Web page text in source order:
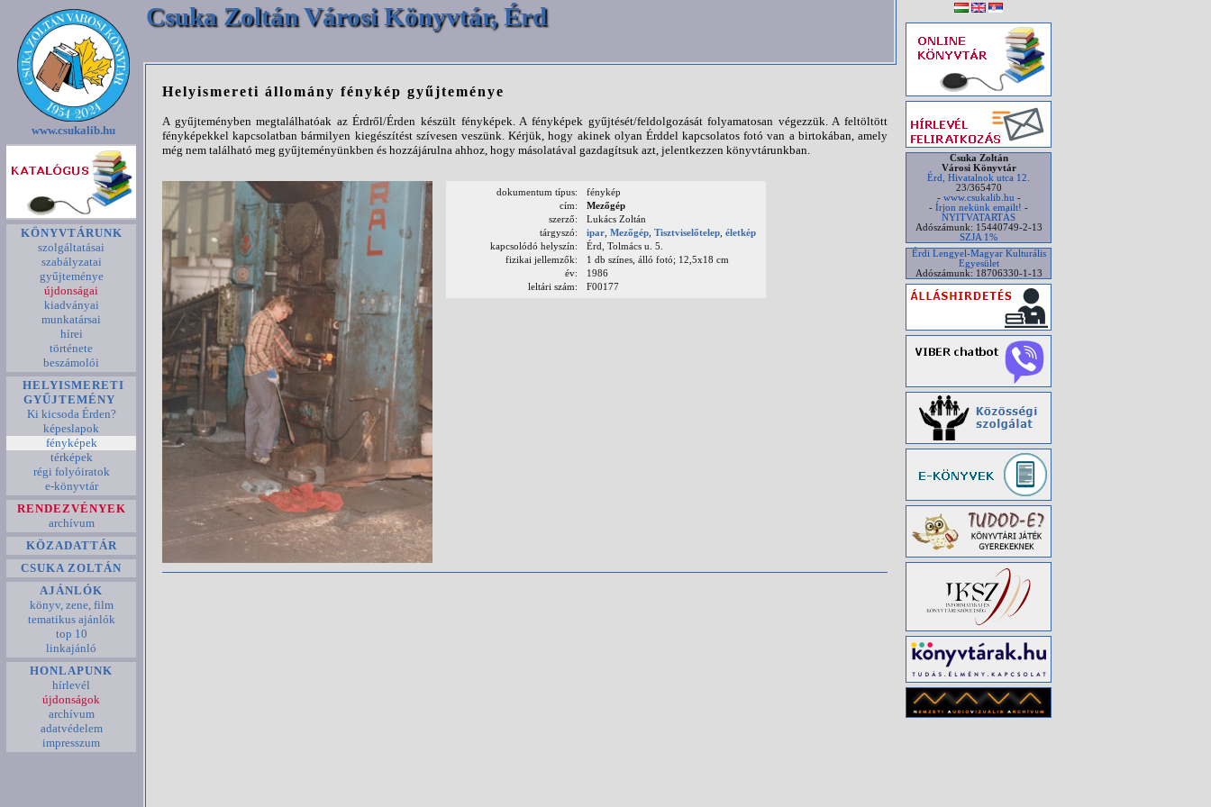
Csuka Zoltán Városi Könyvtár, Érd
www.csukalib.hu
KÖNYVTÁRUNK
szolgáltatásai
szabályzatai
gyűjteménye
újdonságai
kiadványai
munkatársai
hírei
története
beszámolói
HELYISMERETI
GYŰJTEMÉNY
Ki kicsoda Érden?
képeslapok
fényképek
térképek
régi folyóiratok
e-könyvtár
RENDEZVÉNYEK
archívum
KÖZADATTÁR
CSUKA ZOLTÁN
AJÁNLÓK
könyv, zene, film
tematikus ajánlók
top 10
linkajánló
HONLAPUNK
hírlevél
újdonságok
archívum
adatvédelem
impresszum
Helyismereti állomány fénykép gyűjteménye
A gyűjteményben megtalálhatóak az Érdről/Érden készült fényképek. A fényképek gyűjtését/feldolgozását folyamatosan végezzük. A feltöltött
fényképekkel kapcsolatban bármilyen kiegészítést szívesen veszünk. Kérjük, hogy akinek olyan Érddel kapcsolatos fotó van a birtokában, amely
még nem található meg gyűjteményünkben és hozzájárulna ahhoz, hogy másolatával gazdagítsuk azt, jelentkezzen könyvtárunkban.
dokumentum típus:
fénykép
cím:
Mezőgép
szerző:
Lukács Zoltán
tárgyszó:
ipar Mezőgép Tisztviselőtelep életkép
kapcsolódó helyszín:
Érd, Tolmács u. 5.
fizikai jellemzők:
1 db színes, álló fotó; 12,5x18 cm
év:
1986
leltári szám:
F00177
Csuka Zoltán
Városi Könyvtár
Érd, Hivatalnok utca 12.
23/365470
- www.csukalib.hu -
- Írjon nekünk emailt! -
NYITVATARTÁS
Adószámunk: 15440749-2-13
SZJA 1%
Érdi Lengyel-Magyar Kulturális
Egyesület
Adószámunk: 18706330-1-13